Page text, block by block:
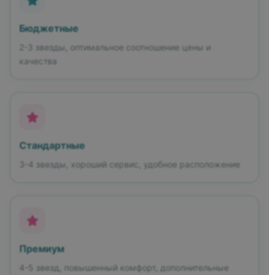
Бюджетные
2-3 звезды, оптимальное соотношение цены и
качества
Стандартные
3-4 звезды, хороший сервис, удобное расположение
Премиум
4-5 звезд, повышенный комфорт, дополнительные